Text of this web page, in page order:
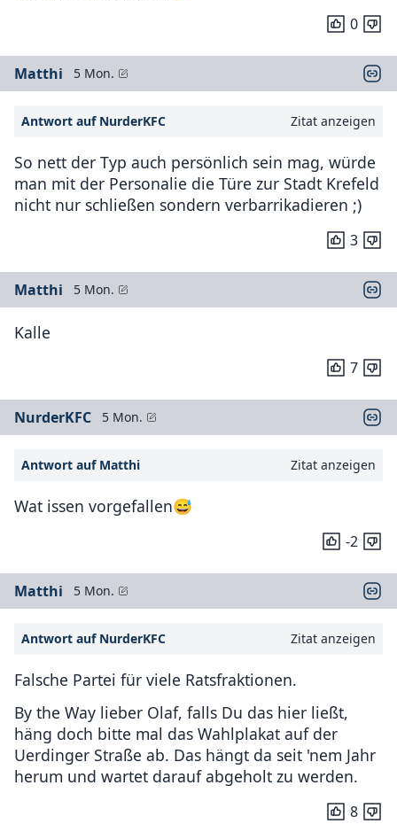
0
Matthi 5 Mon.
Antwort auf NurderKFC Zitat anzeigen
So nett der Typ auch persönlich sein mag, würde
man mit der Personalie die Türe zur Stadt Krefeld
nicht nur schließen sondern verbarrikadieren ;)
3
Matthi 5 Mon.
Kalle
7
NurderKFC 5 Mon.
Antwort auf Matthi Zitat anzeigen
Wat issen vorgefallen😅
-2
Matthi 5 Mon.
Antwort auf NurderKFC Zitat anzeigen
Falsche Partei für viele Ratsfraktionen.
By the Way lieber Olaf, falls Du das hier ließt,
häng doch bitte mal das Wahlplakat auf der
Uerdinger Straße ab. Das hängt da seit 'nem Jahr
herum und wartet darauf abgeholt zu werden.
8